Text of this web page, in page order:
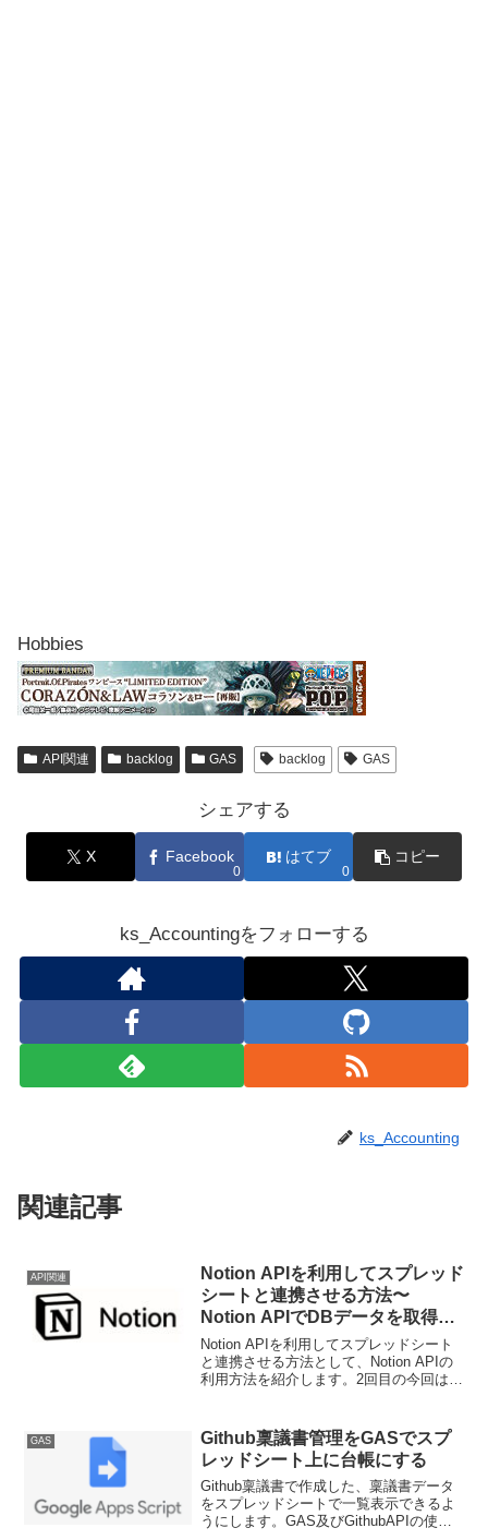
Hobbies
API関連 backlog GAS backlog GAS
シェアする
X Facebook
0
はてブ
0
コピー
ks_Accountingをフォローする
ks_Accounting
関連記事
API関連
Notion APIを利用してスプレッド
シートと連携させる方法〜
Notion APIでDBデータを取得す
る〜
Notion APIを利用してスプレッドシート
と連携させる方法として、Notion APIの
利用方法を紹介します。2回目の今回は
います。
GAS
Github稟議書管理をGASでスプ
レッドシート上に台帳にする
Github稟議書で作成した、稟議書データ
をスプレッドシートで一覧表示できるよ
うにします。GAS及びGithubAPIの使い